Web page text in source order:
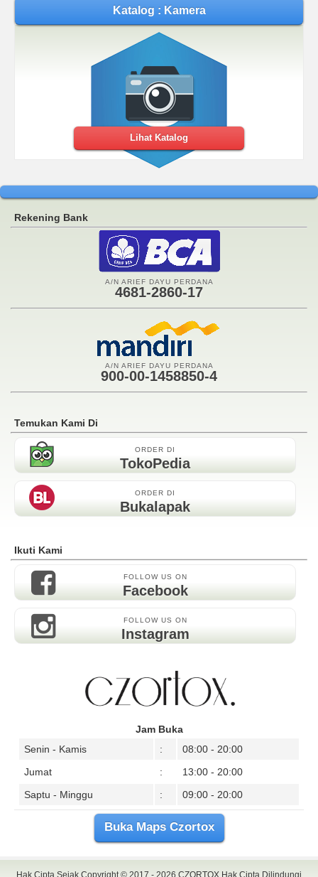
Katalog : Kamera
Lihat Katalog
Rekening Bank
A/N ARIEF DAYU PERDANA
4681-2860-17
A/N ARIEF DAYU PERDANA
900-00-1458850-4
Temukan Kami Di
ORDER DI
TokoPedia
ORDER DI
Bukalapak
Ikuti Kami
FOLLOW US ON
Facebook
FOLLOW US ON
Instagram
Jam Buka
Senin - Kamis
:
08:00 - 20:00
Jumat
:
13:00 - 20:00
Saptu - Minggu
: 09:00 - 20:00
Buka Maps Czortox
Hak Cipta Sejak Copyright © 2017 - 2026 CZORTOX Hak Cipta Dilindungi